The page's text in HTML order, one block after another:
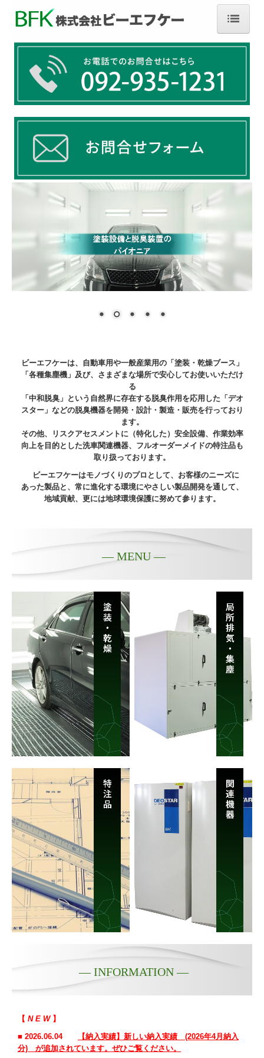
ホーム
製品一覧
局所排気・集塵
特注品
会社概要
採用情報
お問い合わせ
ビーエフケーは、自動車用や一般産業用の「塗装・乾燥ブース」
「各種集塵機」及び、さまざまな場所で安心してお使いいただけ
る
「中和脱臭」という自然界に存在する脱臭作用を応用した「デオ
スター」などの脱臭機器を開発・設計・製造・販売を行っており
ます。
その他、リスクアセスメントに（特化した）安全設備、作業効率
向上を目的とした洗車関連機器、フルオーダーメイドの特注品も
取り扱っております。
ビーエフケーはモノづくりのプロとして、お客様のニーズに
あった製品と、常に進化する環境にやさしい製品開発を通して、
地域貢献、更には地球環境保護に努めて参ります。
— MENU —
— INFORMATION —
【 N E W 】
■ 2026.06.04
【納入実績】新しい納入実績 (2026年4月納入
分) が追加されています。ぜひご覧ください。